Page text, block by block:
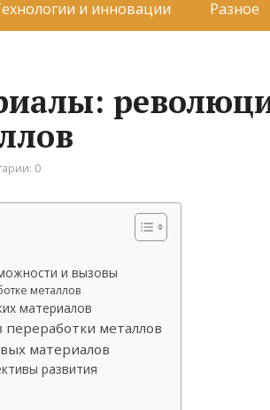
и инновации Разное
0
и вызовы
металлов
материалов
металлов
материалов
развития